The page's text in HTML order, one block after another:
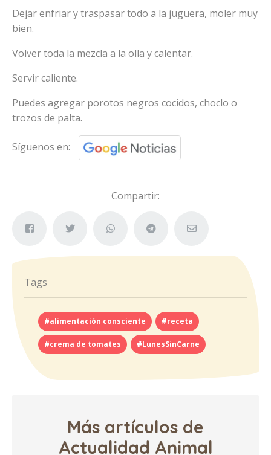
Dejar enfriar y traspasar todo a la juguera, moler muy
bien.
Volver toda la mezcla a la olla y calentar.
Servir caliente.
Puedes agregar porotos negros cocidos, choclo o
trozos de palta.
Síguenos en:
Compartir:
Tags
#alimentación consciente #receta
#crema de tomates #LunesSinCarne
Más artículos de
Actualidad Animal